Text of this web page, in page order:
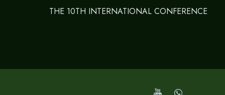
THE 10TH INTERNATIONAL CONFERENCE